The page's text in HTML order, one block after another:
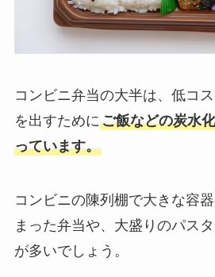
コンビニ弁当の大半は、低コ
を出すためにご飯などの炭水
っています。
コンビニの陳列棚で大きな容
まった弁当や、大盛りのパス
が多いでしょう。